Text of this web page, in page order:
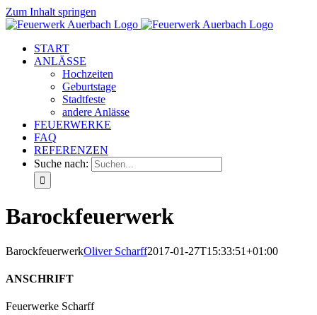
Zum Inhalt springen
START
ANLÄSSE
Hochzeiten
Geburtstage
Stadtfeste
andere Anlässe
FEUERWERKE
FAQ
REFERENZEN
Suche nach:
Barockfeuerwerk
BarockfeuerwerkOliver Scharff2017-01-27T15:33:51+01:00
ANSCHRIFT
Feuerwerke Scharff